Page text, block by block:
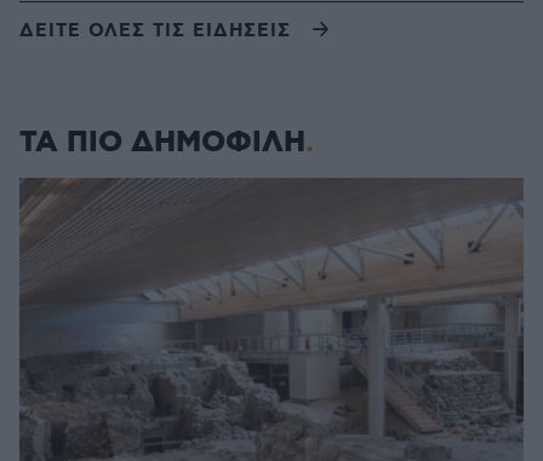
ΔΕΙΤΕ ΟΛΕΣ ΤΙΣ ΕΙΔΗΣΕΙΣ
ΤΑ ΠΙΟ ΔΗΜΟΦΙΛΗ